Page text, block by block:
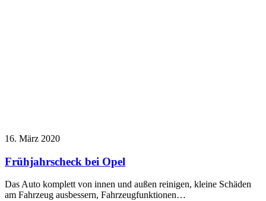
16. März 2020
Frühjahrscheck bei Opel
Das Auto komplett von innen und außen reinigen, kleine Schäden
am Fahrzeug ausbessern, Fahrzeugfunktionen…